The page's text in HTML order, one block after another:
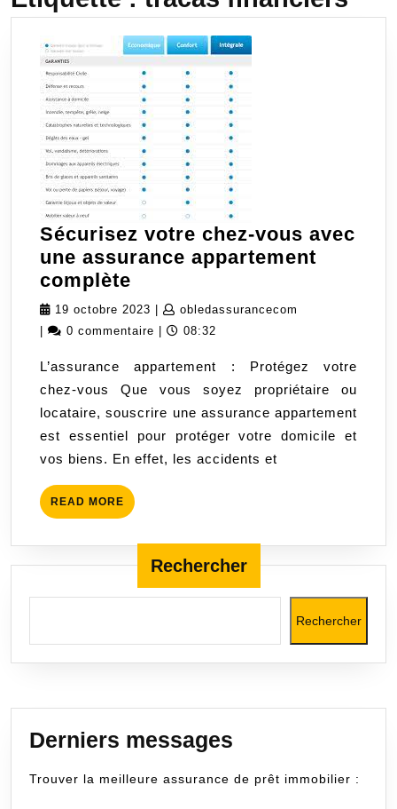
Sécurisez votre chez-vous avec
une assurance appartement
complète
votre
chez-
avec
une
assurance
appartement
complète
19 octobre 2023 19
octobre
obledassurancecom
0 commentaire 08:32
L’assurance appartement : Protégez votre
chez-vous Que vous soyez propriétaire ou
locataire, souscrire une assurance appartement
est essentiel pour protéger votre domicile et
vos biens. En effet, les accidents et
READ MORE READ
MORE
Rechercher
Rechercher
Derniers messages
Trouver la meilleure assurance de prêt immobilier :